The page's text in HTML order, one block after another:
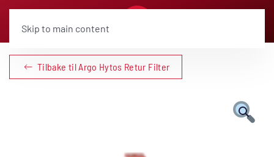
Skip to main content
Tilbake til Argo Hytos Retur Filter